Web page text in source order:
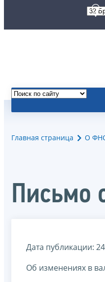
Главная страница О
Письмо
Дата публикации:
Об изменениях в